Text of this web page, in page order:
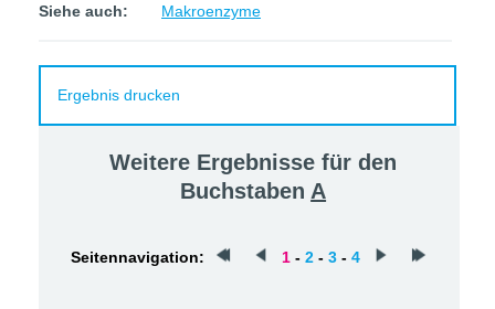
Siehe auch: Makroenzyme
Ergebnis drucken
Weitere Ergebnisse für den
Buchstaben A
Seitennavigation: 1 - 2 - 3 - 4